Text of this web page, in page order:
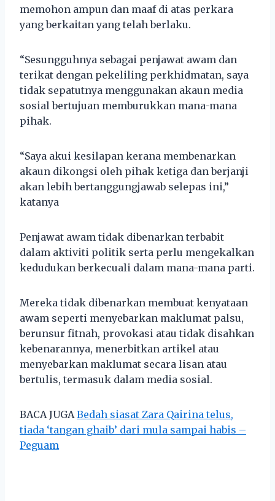
memohon ampun dan maaf di atas perkara
yang berkaitan yang telah berlaku.
“Sesungguhnya sebagai penjawat awam dan
terikat dengan pekeliling perkhidmatan, saya
tidak sepatutnya menggunakan akaun media
sosial bertujuan memburukkan mana-mana
pihak.
“Saya akui kesilapan kerana membenarkan
akaun dikongsi oleh pihak ketiga dan berjanji
akan lebih bertanggungjawab selepas ini,”
katanya
Penjawat awam tidak dibenarkan terbabit
dalam aktiviti politik serta perlu mengekalkan
kedudukan berkecuali dalam mana-mana parti.
Mereka tidak dibenarkan membuat kenyataan
awam seperti menyebarkan maklumat palsu,
berunsur fitnah, provokasi atau tidak disahkan
kebenarannya, menerbitkan artikel atau
menyebarkan maklumat secara lisan atau
bertulis, termasuk dalam media sosial.
BACA JUGA Bedah siasat Zara Qairina telus,
tiada ‘tangan ghaib’ dari mula sampai habis –
Peguam